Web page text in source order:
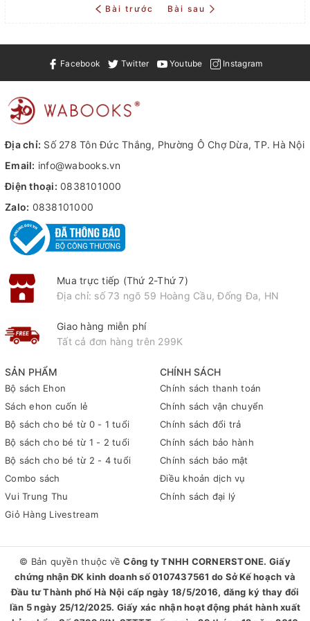
Bài trước Bài sau
Facebook Twitter Youtube Instagram
SẢN PHẨM
Bộ sách Ehon
Sách ehon cuốn lẻ
Bộ sách cho bé từ 0 - 1 tuổi
Bộ sách cho bé từ 1 - 2 tuổi
Bộ sách cho bé từ 2 - 4 tuổi
Combo sách
Vui Trung Thu
Giỏ Hàng Livestream
CHÍNH SÁCH
Chính sách thanh toán
Chính sách vận chuyển
Chính sách đổi trả
Chính sách bảo hành
Chính sách bảo mật
Điều khoản dịch vụ
Chính sách đại lý
Địa chỉ: Số 278 Tôn Đức Thắng, Phường Ô Chợ Dừa, TP. Hà Nội
Email: info@wabooks.vn
Điện thoại: 0838101000
Zalo: 0838101000
Mua trực tiếp (Thứ 2-Thứ 7)
Địa chỉ: số 73 ngõ 59 Hoàng Cầu, Đống Đa, HN
Giao hàng miễn phí
Tất cả đơn hàng trên 299K
© Bản quyền thuộc vềCông ty TNHH CORNERSTONE. Giấy
chứng nhận ĐK kinh doanh số 0107437561 do Sở Kế hoạch và
Đầu tư Thành phố Hà Nội cấp ngày 18/5/2016, đăng ký thay đổi
lần 5 ngày 25/12/2025. Giấy xác nhận hoạt động phát hành xuất